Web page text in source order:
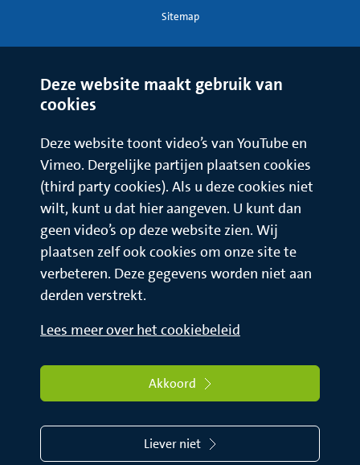
Sitemap
Deze website maakt gebruik van
cookies
Deze website toont video’s van YouTube en
Vimeo. Dergelijke partijen plaatsen cookies
(third party cookies). Als u deze cookies niet
wilt, kunt u dat hier aangeven. U kunt dan
geen video’s op deze website zien. Wij
plaatsen zelf ook cookies om onze site te
verbeteren. Deze gegevens worden niet aan
derden verstrekt.
Lees meer over het cookiebeleid
Akkoord
Liever niet